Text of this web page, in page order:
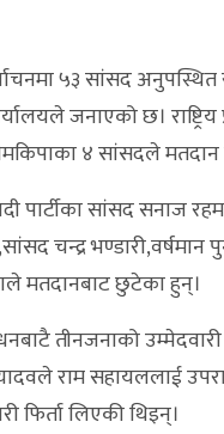
५३ सांसद
जनाएको छ। राष्ट्रिय
४ सांसदले
पार्टीका सांसद सनाज
चन्द्र भण्डारी,वर्षमान
मतदानबाट छुटेका हुन्।
तीनजनाको
राम सहायललाई
फिर्ता लिएकी थिइन्।